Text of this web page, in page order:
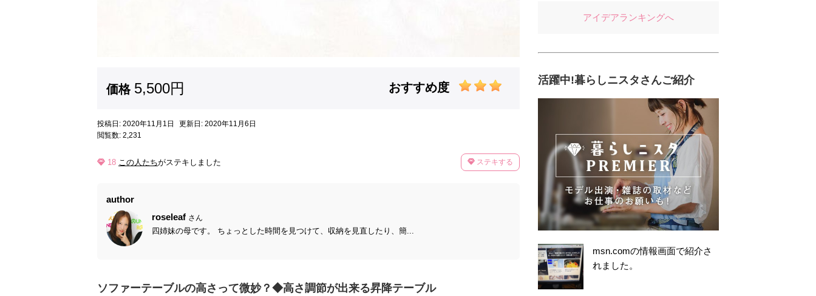
価格 5,500円 おすすめ度
投稿日: 2020年11月1日
更新日: 2020年11月6日
閲覧数: 2,231
18 この人たちがステキしました ステキする
author
roseleaf さん
四姉妹の母です。 ちょっとした時間を見つけて、収納を見直したり、簡...
ソファーテーブルの高さって微妙？◆高さ調節が出来る昇降テーブル
アイデアランキングへ
活躍中!暮らしニスタさんご紹介
msn.comの情報画面で紹介さ
れました。